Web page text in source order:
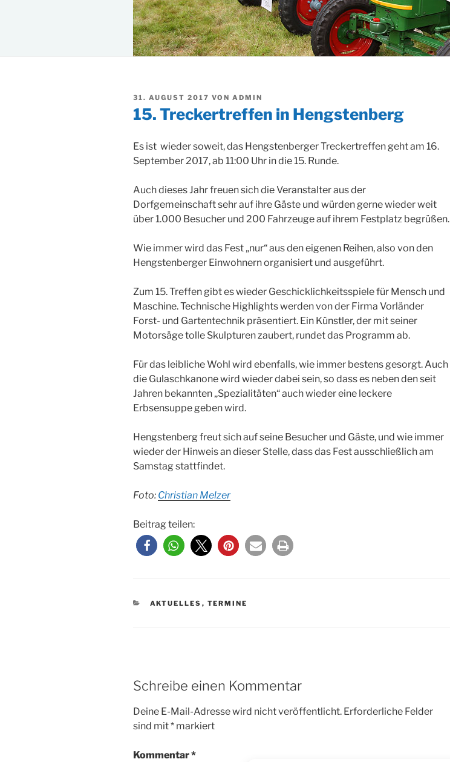
VERÖFFENTLICHT
AM
31. AUGUST 2017 VON ADMIN
15. Treckertreffen in Hengstenberg
Es ist wieder soweit, das Hengstenberger Treckertreffen geht am 16.
September 2017, ab 11:00 Uhr in die 15. Runde.
Auch dieses Jahr freuen sich die Veranstalter aus der
Dorfgemeinschaft sehr auf ihre Gäste und würden gerne wieder weit
über 1.000 Besucher und 200 Fahrzeuge auf ihrem Festplatz begrüßen.
Wie immer wird das Fest „nur“ aus den eigenen Reihen, also von den
Hengstenberger Einwohnern organisiert und ausgeführt.
Zum 15. Treffen gibt es wieder Geschicklichkeitsspiele für Mensch und
Maschine. Technische Highlights werden von der Firma Vorländer
Forst- und Gartentechnik präsentiert. Ein Künstler, der mit seiner
Motorsäge tolle Skulpturen zaubert, rundet das Programm ab.
Für das leibliche Wohl wird ebenfalls, wie immer bestens gesorgt. Auch
die Gulaschkanone wird wieder dabei sein, so dass es neben den seit
Jahren bekannten „Spezialitäten“ auch wieder eine leckere
Erbsensuppe geben wird.
Hengstenberg freut sich auf seine Besucher und Gäste, und wie immer
wieder der Hinweis an dieser Stelle, dass das Fest ausschließlich am
Samstag stattfindet.
Foto: Christian Melzer
Beitrag teilen:
KATEGORIEN
AKTUELLES , TERMINE
Schreibe einen Kommentar
Deine E-Mail-Adresse wird nicht veröffentlicht. Erforderliche Felder
sind mit* markiert
Kommentar*